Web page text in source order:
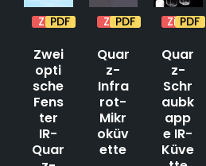
Zitat
PDF
Zwei
opti
sche
Fens
ter
IR-
Quar
Zitat
PDF
Quar
z-
Infra
rot-
Mikr
oküv
ette
Zitat
PDF
Quar
z-
Schr
aubk
app
e IR-
Küve